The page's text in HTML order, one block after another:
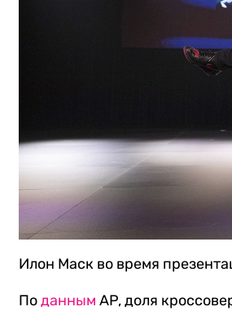
Илон Маск во время
Поданным AP, доля